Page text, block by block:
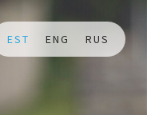
EST ENG RUS